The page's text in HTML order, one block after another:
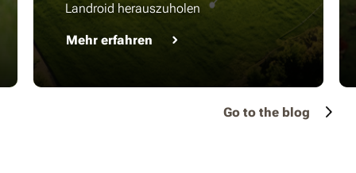
Landroid herauszuholen
Mehr erfahren
Go to the blog